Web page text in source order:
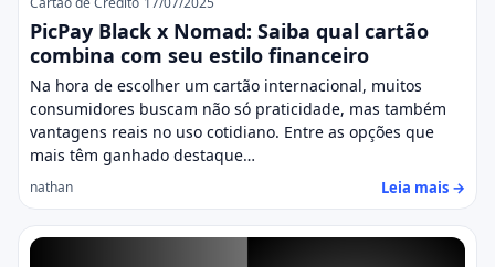
PicPay Black x Nomad: Saiba qual cartão
combina com seu estilo financeiro
Na hora de escolher um cartão internacional, muitos
consumidores buscam não só praticidade, mas também
vantagens reais no uso cotidiano. Entre as opções que
mais têm ganhado destaque…
nathan Leia mais →